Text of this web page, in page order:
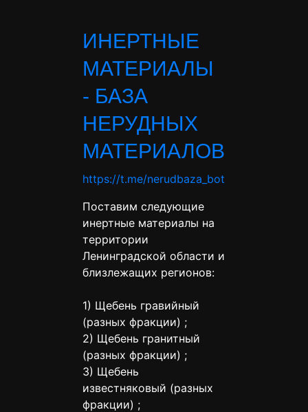
ИНЕРТНЫЕ
МАТЕРИАЛЫ
- БАЗА
НЕРУДНЫХ
МАТЕРИАЛОВ
https://t.me/nerudbaza_bot
Поставим следующие
инертные материалы на
территории
Ленинградской области и
близлежащих регионов:
1) Щебень гравийный
(разных фракции) ;
2) Щебень гранитный
(разных фракции) ;
3) Щебень
известняковый (разных
фракции) ;